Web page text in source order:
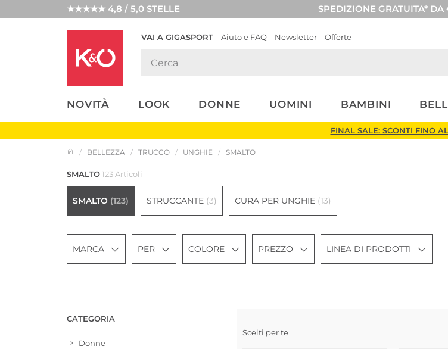
★★★★★ 4,8 / 5,0 STELLE SPEDIZIONE GRATUITA* DA
VAI A GIGASPORT Aiuto e FAQ Newsletter Offerte
NOVITÀ LOOK DONNE UOMINI BAMBINI
LOOK
WEDDING
FINAL SALE: SCONTI FINO
BELLEZZA TRUCCO UNGHIE SMALTO
SMALTO123 Articoli
SMALTO (123) STRUCCANTE (3) CURA PER UNGHIE (13)
MARCA PER COLORE PREZZO LINEA DI PRODOTTI
CATEGORIA
Donne
Scelti per te